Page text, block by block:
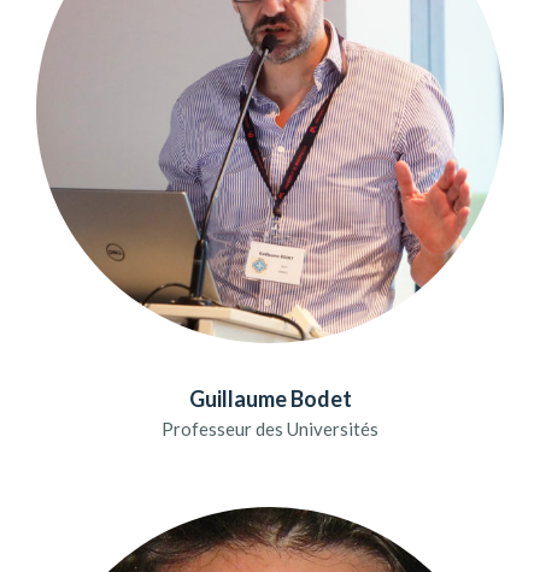
Guillaume Bodet
Professeur des Universités